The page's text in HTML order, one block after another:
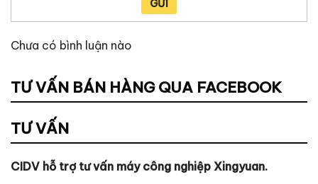
GỬI
Chưa có bình luận nào
TƯ VẤN BÁN HÀNG QUA FACEBOOK
TƯ VẤN
CIDV hỗ trợ tư vấn máy công nghiệp Xingyuan.